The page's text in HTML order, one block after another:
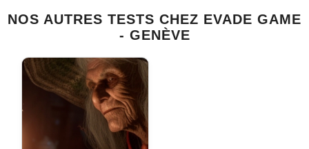
NOS AUTRES TESTS CHEZ EVADE GAME
- GENÈVE